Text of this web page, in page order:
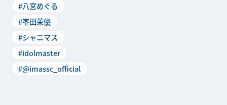
#八宮めぐる
#峯田茉優
#シャニマス
#idolmaster
#@imassc_official